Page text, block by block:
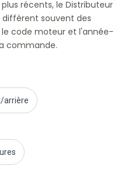
Volvo PV/Duett
Volvo Amazon
récents, le Distributeur
souvent des
le code moteur et l'année-
commande.
arrière